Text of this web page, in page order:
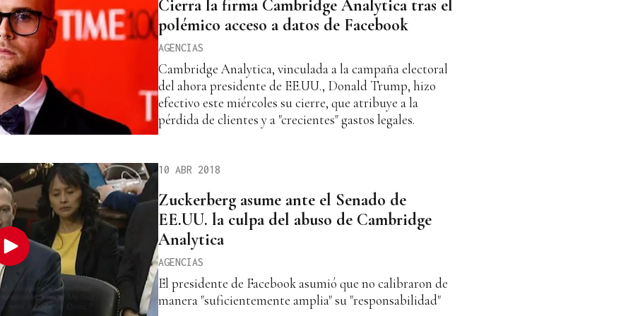
Cierra la firma Cambridge Analytica tras el
polémico acceso a datos de Facebook
AGENCIAS
Cambridge Analytica, vinculada a la campaña electoral
del ahora presidente de EE.UU., Donald Trump, hizo
efectivo este miércoles su cierre, que atribuye a la
pérdida de clientes y a "crecientes" gastos legales.
10 ABR 2018
Zuckerberg asume ante el Senado de
EE.UU. la culpa del abuso de Cambridge
Analytica
AGENCIAS
El presidente de Facebook asumió que no calibraron de
manera "suficientemente amplia" su "responsabilidad"